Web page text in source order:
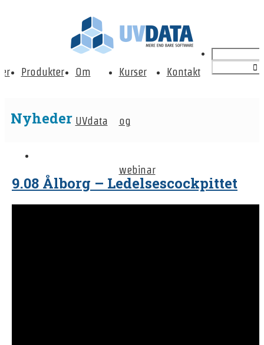
Produkter Om
UVdata
Kurser
og
webinar
Kontakt
Nyheder
9.08 Ålborg – Ledelsescockpittet